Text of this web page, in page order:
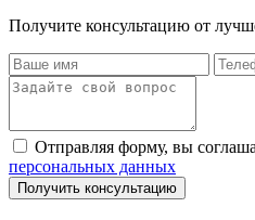
Получите консультацию от
Отправляя форму, вы
персональных данных
Получить консультацию